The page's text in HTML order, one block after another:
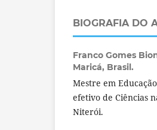
BIOGRAFIA DO
Franco Gomes
Maricá, Brasil.
Mestre em
efetivo de Ciências
Niterói.